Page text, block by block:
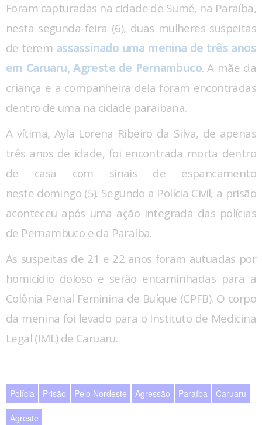
Foram capturadas na cidade de Sumé, na Paraíba,
nesta segunda-feira (6), duas mulheres suspeitas
de terem assassinado uma menina de três anos
em Caruaru, Agreste de Pernambuco. A mãe da
criança e a companheira dela foram encontradas
dentro de uma na cidade paraibana.
A vítima, Ayla Lorena Ribeiro da Silva, de apenas
três anos de idade, foi encontrada morta dentro
de casa com sinais de espancamento
neste domingo (5). Segundo a Polícia Civil, a prisão
aconteceu após uma ação integrada das polícias
de Pernambuco e da Paraíba.
As suspeitas de 21 e 22 anos foram autuadas por
homicídio doloso e serão encaminhadas para a
Colônia Penal Feminina de Buíque (CPFB). O corpo
da menina foi levado para o Instituto de Medicina
Legal (IML) de Caruaru.
Polícia Prisão Pelo Nordeste Agressão Paraíba Caruaru
Agreste